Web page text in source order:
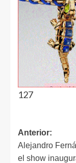
127
Anterior:
Alejandro
el show